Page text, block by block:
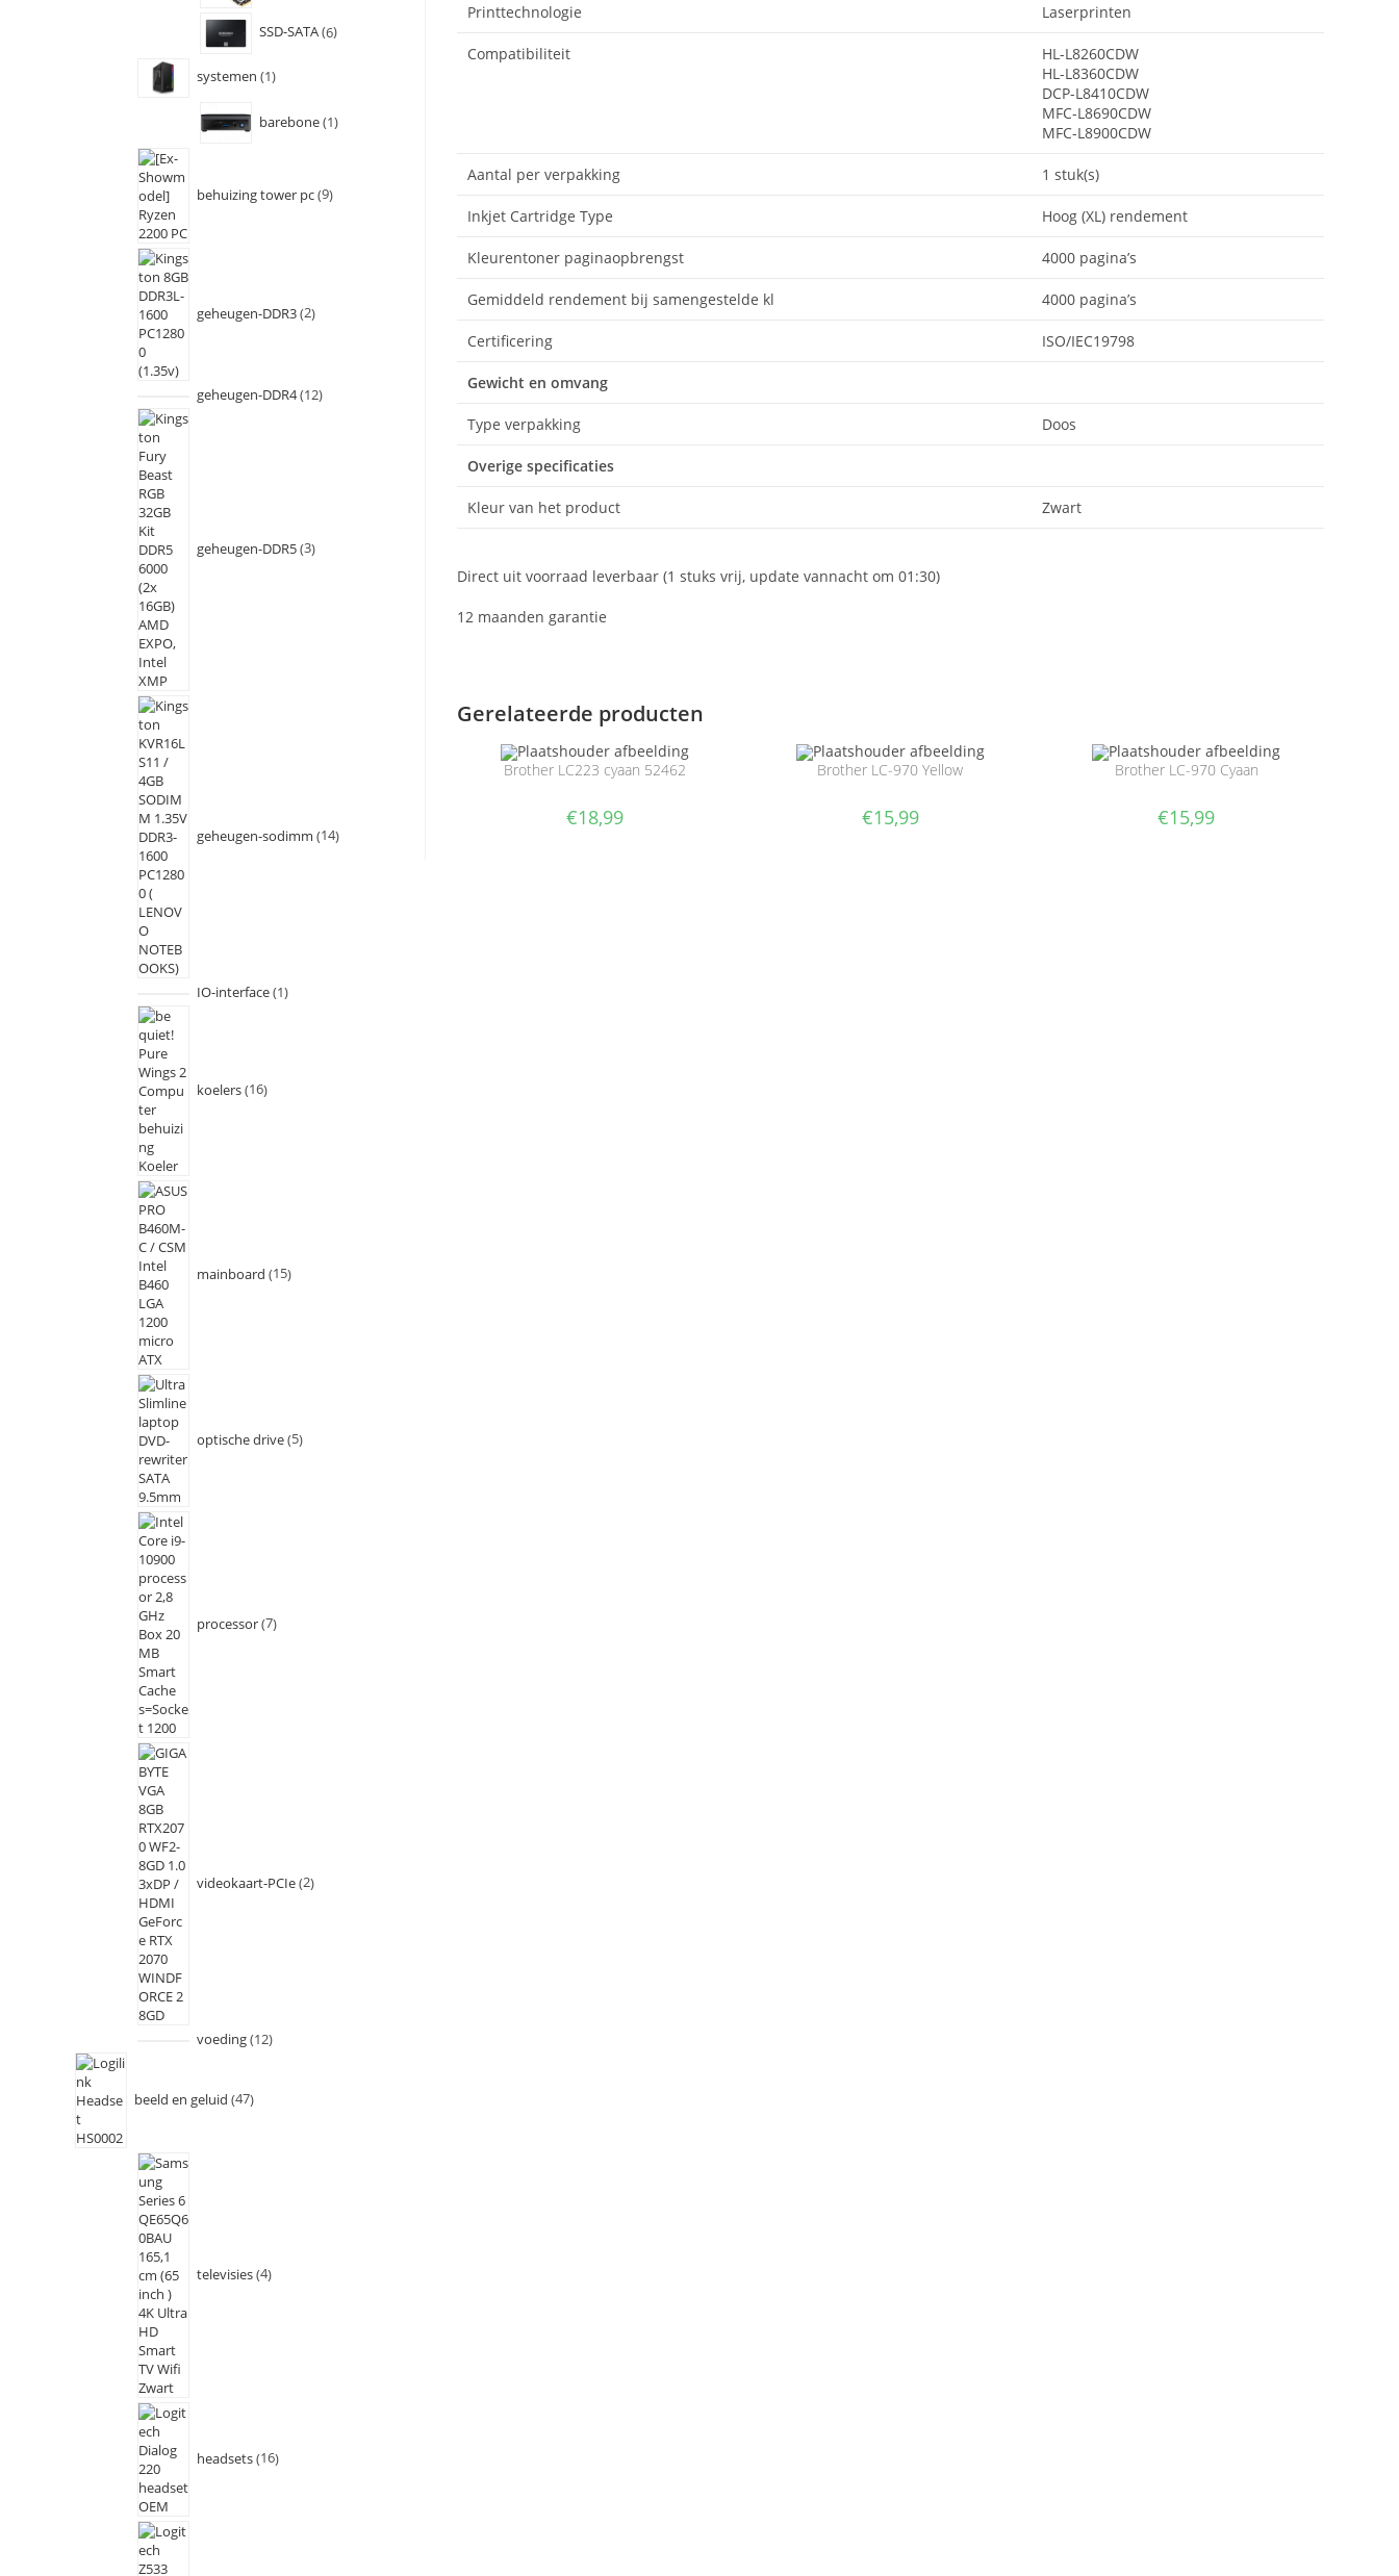
Printtechnologie Laserprinten
Compatibiliteit
HL-L8260CDW
HL-L8360CDW
DCP-L8410CDW
MFC-L8690CDW
MFC-L8900CDW
Aantal per verpakking 1 stuk(s)
Inkjet Cartridge Type Hoog (XL) rendement
Kleurentoner paginaopbrengst 4000 pagina’s
Gemiddeld rendement bij samengestelde kl 4000 pagina’s
Certificering ISO/IEC19798
Gewicht en omvang
Type verpakking Doos
Overige specificaties
Kleur van het product Zwart
Direct uit voorraad leverbaar (1 stuks vrij, update vannacht om 01:30)
12 maanden garantie
Gerelateerde producten
Brother LC223 cyaan 52462
€18,99
Brother LC-970 Yellow
€15,99
Brother LC-970 Cyaan
€15,99
SSD-SATA 6
systemen 1
barebone 1
behuizing tower pc 9
geheugen-DDR3 2
geheugen-DDR4 12
geheugen-DDR5 3
geheugen-sodimm 14
IO-interface 1
koelers 16
mainboard 15
optische drive 5
processor 7
videokaart-PCIe 2
voeding 12
beeld en geluid 47
televisies 4
headsets 16